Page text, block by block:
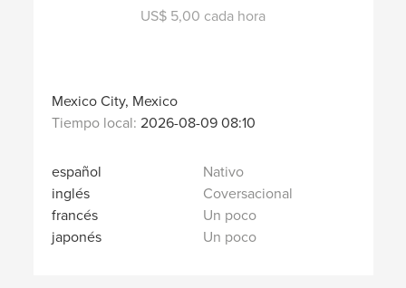
US$ 5,00 cada hora
Mexico City, Mexico
Tiempo local: 2026-08-09 08:10
español
Nativo
inglés
Coversacional
francés
Un poco
japonés
Un poco